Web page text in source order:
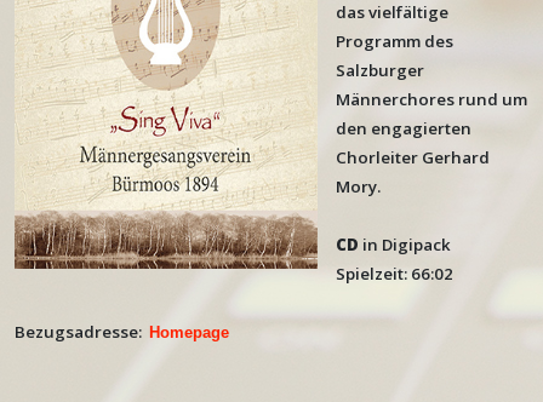
das vielfältige
Programm des
Salzburger
Männerchores rund um
den engagierten
Chorleiter Gerhard
Mory.
CD in Digipack
Spielzeit: 66:02
Bezugsadresse: Homepage